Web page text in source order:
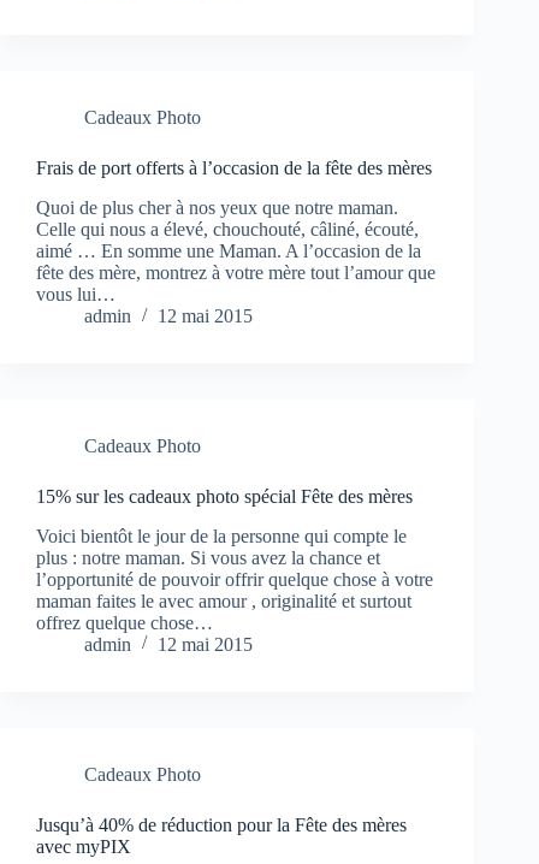
Cadeaux Photo
Frais de port offerts à l’occasion de la fête des mères
Quoi de plus cher à nos yeux que notre maman.
Celle qui nous a élevé, chouchouté, câliné, écouté,
aimé … En somme une Maman. A l’occasion de la
fête des mère, montrez à votre mère tout l’amour que
vous lui…
admin
12 mai 2015
Cadeaux Photo
15% sur les cadeaux photo spécial Fête des mères
Voici bientôt le jour de la personne qui compte le
plus : notre maman. Si vous avez la chance et
l’opportunité de pouvoir offrir quelque chose à votre
maman faites le avec amour , originalité et surtout
offrez quelque chose…
admin
12 mai 2015
Cadeaux Photo
Jusqu’à 40% de réduction pour la Fête des mères
avec myPIX